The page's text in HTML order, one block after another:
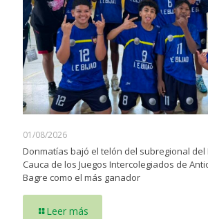
01/08/2026
Donmatías bajó el telón del subregional del
Cauca de los Juegos Intercolegiados de
Bagre como el más ganador
Leer más